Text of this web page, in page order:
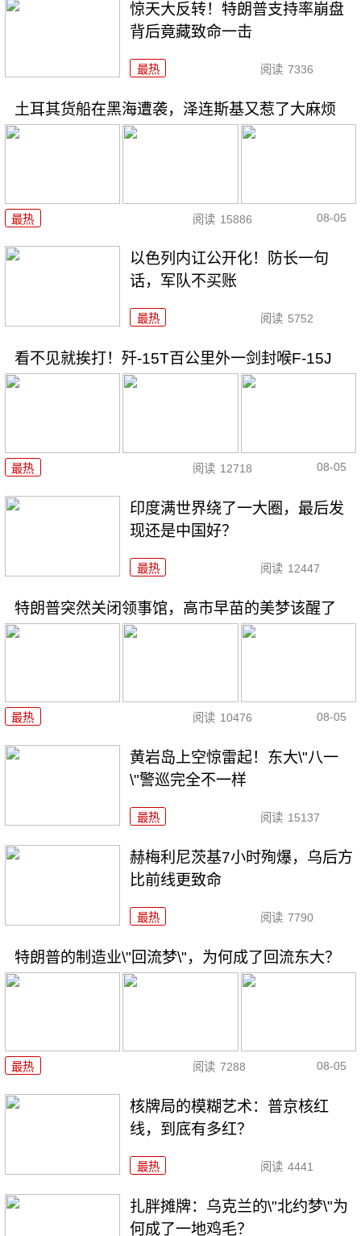
惊天大反转！特朗普支持率崩盘
背后竟藏致命一击
最热 阅读 7336
土耳其货船在黑海遭袭，泽连斯基又惹了大麻烦
最热 阅读 15886 08-05
以色列内讧公开化！防长一句
话，军队不买账
最热 阅读 5752
看不见就挨打！歼-15T百公里外一剑封喉F-15J
最热 阅读 12718 08-05
印度满世界绕了一大圈，最后发
现还是中国好？
最热 阅读 12447
特朗普突然关闭领事馆，高市早苗的美梦该醒了
最热 阅读 10476 08-05
黄岩岛上空惊雷起！东大\"八一
\"警巡完全不一样
最热 阅读 15137
赫梅利尼茨基7小时殉爆，乌后方
比前线更致命
最热 阅读 7790
特朗普的制造业\"回流梦\"，为何成了回流东大？
最热 阅读 7288 08-05
核牌局的模糊艺术：普京核红
线，到底有多红？
最热 阅读 4441
扎胖摊牌：乌克兰的\"北约梦\"为
何成了一地鸡毛？